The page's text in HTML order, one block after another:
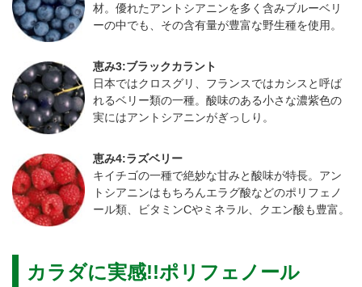
材。優れたアントシアニンを多く含みブルーベリ
ーの中でも、その含有量が豊富な野生種を使用。
恵み3:ブラックカラント
日本ではクロスグリ、フランスではカシスと呼ば
れるベリー類の一種。酸味のある小さな濃紫色の
実にはアントシアニンがぎっしり。
恵み4:ラズベリー
キイチゴの一種で絶妙な甘みと酸味が特長。アン
トシアニンはもちろんエラグ酸などのポリフェノ
ール類、ビタミンCやミネラル、クエン酸も豊富。
カラダに実感!!ポリフェノール